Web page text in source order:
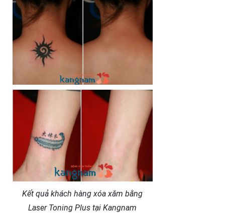
Kết quả khách hàng xóa xăm bằng
Laser Toning Plus tại Kangnam